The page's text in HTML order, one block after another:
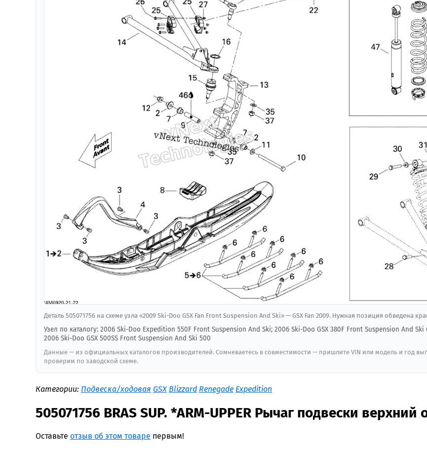
Деталь 505071756 на схеме узла «2009 Ski-Doo GSX Fan Front Suspension And Ski» — GSX Fan 2009. Нужная позиция обведена
Узел по каталогу: 2006 Ski-Doo Expedition 550F Front Suspension And Ski; 2006 Ski-Doo GSX 380F Front Suspension And Ski
2006 Ski-Doo GSX 500SS Front Suspension And Ski 500
Данные — из официальных каталогов производителей. Сомневаетесь в совместимости — пришлите VIN или модель и год
проверим по заводской схеме.
Категории: Подвеска/ходовая GSX Blizzard Renegade Expedition
505071756 BRAS SUP. *ARM-UPPER Рычаг подвески верхний
Оставьте отзыв об этом товаре первым!